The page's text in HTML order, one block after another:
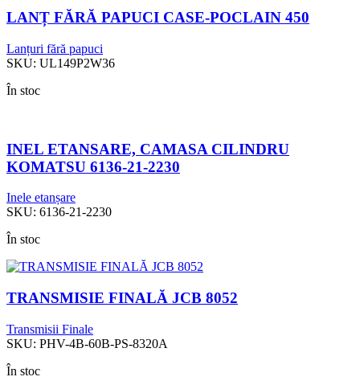
LANȚ FĂRĂ PAPUCI CASE-POCLAIN 450
Lanțuri fără papuci
SKU: UL149P2W36
În stoc
INEL ETANSARE, CAMASA CILINDRU
KOMATSU 6136-21-2230
Inele etanșare
SKU: 6136-21-2230
În stoc
TRANSMISIE FINALĂ JCB 8052
Transmisii Finale
SKU: PHV-4B-60B-PS-8320A
În stoc